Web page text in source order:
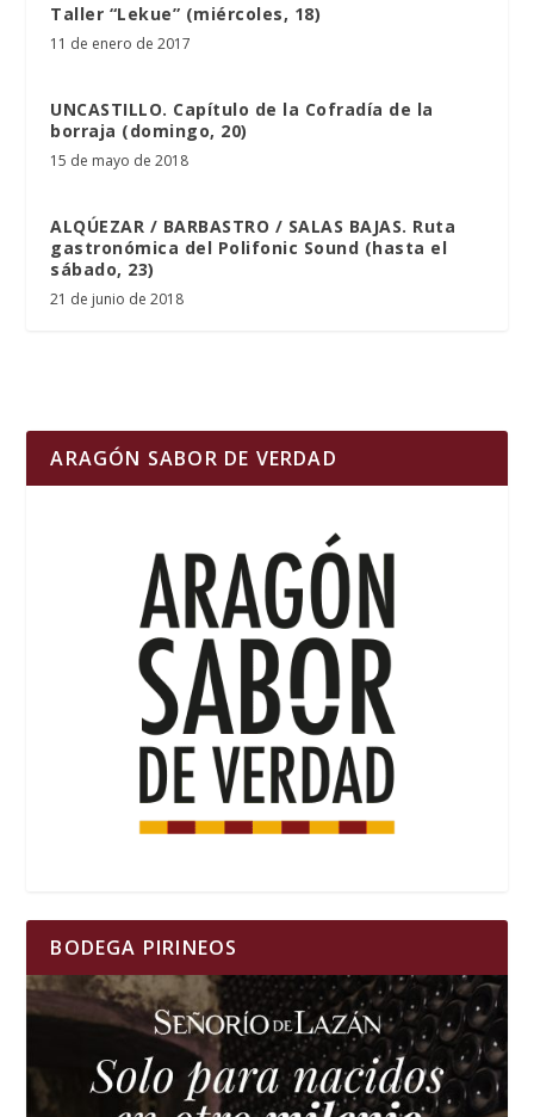
Taller “Lekue” (miércoles, 18)
11 de enero de 2017
UNCASTILLO. Capítulo de la Cofradía de la
borraja (domingo, 20)
15 de mayo de 2018
ALQÚEZAR / BARBASTRO / SALAS BAJAS. Ruta
gastronómica del Polifonic Sound (hasta el
sábado, 23)
21 de junio de 2018
ARAGÓN SABOR DE VERDAD
BODEGA PIRINEOS